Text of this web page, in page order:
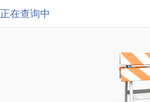
正在查询中